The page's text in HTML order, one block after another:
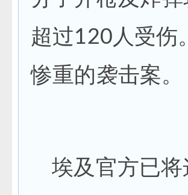
超过120人受伤
惨重的袭击案。
埃及官方已